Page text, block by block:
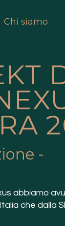
Chi siamo
-
abbiamo
che dalla